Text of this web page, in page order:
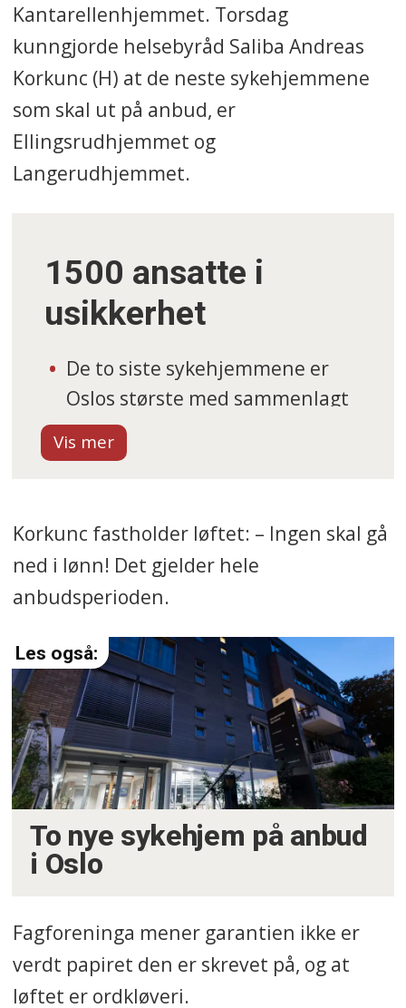
Kantarellenhjemmet. Torsdag
kunngjorde helsebyråd Saliba Andreas
Korkunc (H) at de neste sykehjemmene
som skal ut på anbud, er
Ellingsrudhjemmet og
Langerudhjemmet.
1500 ansatte i
usikkerhet
De to siste sykehjemmene er
Oslos største med sammenlagt
mer enn 600 ansatte.
fjor, har til sammen rundt 900
ansatte.
Korkunc fastholder løftet: – Ingen skal gå
ned i lønn! Det gjelder hele
anbudsperioden.
To nye sykehjem på anbud
i Oslo
Fagforeninga mener garantien ikke er
verdt papiret den er skrevet på, og at
løftet er ordkløveri.